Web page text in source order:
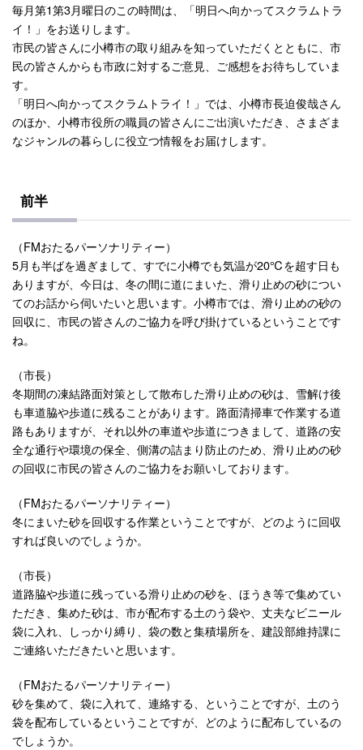
毎月第1第3月曜日のこの時間は、「明日へ向かってスクラムトラ
イ！」をお送りします。
市民の皆さんに小樽市の取り組みを知っていただくとともに、市
民の皆さんからも市政に対するご意見、ご感想をお待ちしていま
す。
「明日へ向かってスクラムトライ！」では、小樽市長迫俊哉さん
のほか、小樽市役所の職員の皆さんにご出演いただき、さまざま
なジャンルの暮らしに役立つ情報をお届けします。
前半
（FMおたるパーソナリティー）
5月も半ばを過ぎまして、すでに小樽でも気温が20℃を超す日も
ありますが、今日は、冬の間に道にまいた、滑り止めの砂につい
てのお話から伺いたいと思います。小樽市では、滑り止めの砂の
回収に、市民の皆さんのご協力を呼び掛けているということです
ね。
（市長）
冬期間の凍結路面対策として散布した滑り止めの砂は、雪解け後
も車道脇や歩道に残ることがあります。路面清掃車で作業する道
路もありますが、それ以外の車道や歩道につきまして、道路の安
全な通行や環境の保全、側溝の詰まり防止のため、滑り止めの砂
の回収に市民の皆さんのご協力をお願いしております。
（FMおたるパーソナリティー）
冬にまいた砂を回収する作業ということですが、どのように回収
すれば良いのでしょうか。
（市長）
道路脇や歩道に残っている滑り止めの砂を、ほうき等で集めてい
ただき、集めた砂は、市が配布する土のう袋や、丈夫なビニール
袋に入れ、しっかり縛り、袋の数と集積場所を、建設部維持課に
ご連絡いただきたいと思います。
（FMおたるパーソナリティー）
砂を集めて、袋に入れて、連絡する、ということですが、土のう
袋を配布しているということですが、どのように配布しているの
でしょうか。